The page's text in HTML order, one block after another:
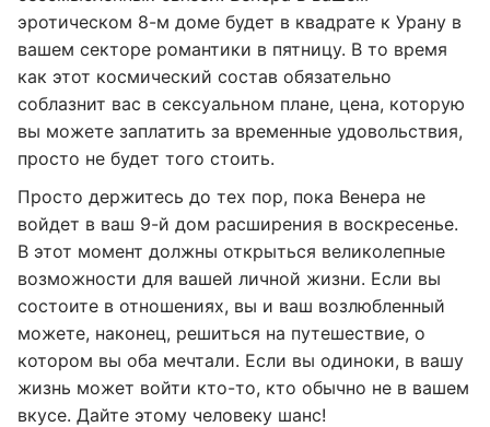
эротическом 8-м доме будет в квадрате к Урану в
вашем секторе романтики в пятницу. В то время
как этот космический состав обязательно
соблазнит вас в сексуальном плане, цена, которую
вы можете заплатить за временные удовольствия,
просто не будет того стоить.
Просто держитесь до тех пор, пока Венера не
войдет в ваш 9-й дом расширения в воскресенье.
В этот момент должны открыться великолепные
возможности для вашей личной жизни. Если вы
состоите в отношениях, вы и ваш возлюбленный
можете, наконец, решиться на путешествие, о
котором вы оба мечтали. Если вы одиноки, в вашу
жизнь может войти кто-то, кто обычно не в вашем
вкусе. Дайте этому человеку шанс!